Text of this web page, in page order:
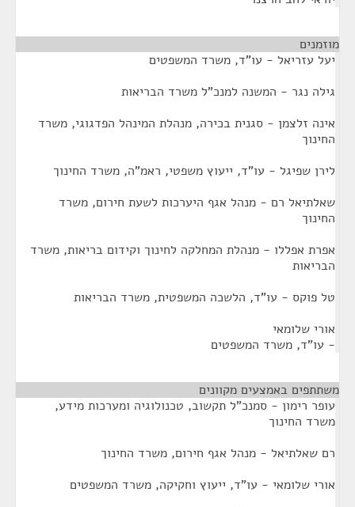
מוזמנים
יעל עזריאל - עו"ד, משרד המשפטים
גילה נגר - המשנה למנכ"ל משרד הבריאות
אינה זלצמן - סגנית בכירה, מנהלת המינהל הפדגוגי, משרד
החינוך
לירן שפיגל - עו"ד, ייעוץ משפטי, ראמ"ה, משרד החינוך
שאלתיאל רם - מנהל אגף היערכות לשעת חירום, משרד
החינוך
אפרת אפללו - מנהלת המחלקה לחינוך וקידום בריאות, משרד
הבריאות
טל פוקס - עו"ד, הלשכה המשפטית, משרד הבריאות
אורי שלומאי
- עו"ד, משרד המשפטים
משתתפים באמצעים מקוונים
עופר רימון - סמנכ"ל תקשוב, טכנולוגיה ומערכות מידע,
משרד החינוך
רם שאלתיאל - מנהל אגף חירום, משרד החינוך
אורי שלומאי - עו"ד, ייעוץ וחקיקה, משרד המשפטים